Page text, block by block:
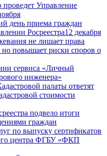
Управление
день приема граждан
Росреестра12 декабря
не лишает права
но повышает риски споров о
сервиса «Личный
инженера»
палаты ответят
стоимости
подвело итоги
граждан
по выпуску сертификатов
центра ФГБУ «ФКП